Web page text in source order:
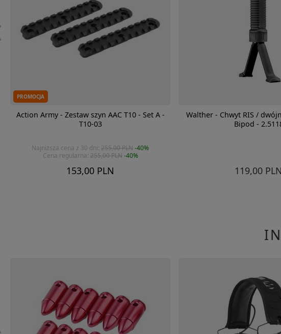
PROMOCJA
Action Army - Zestaw szyn AAC T10 - Set A -
T10-03
153,00 PLN
Najniższa cena z 30 dni: 255,00 PLN-40%
Cena regularna: 255,00 PLN -40%
Walther - Chwyt RIS /
Bipod -
119,00 PLN